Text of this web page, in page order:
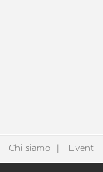
Chi siamo Eventi